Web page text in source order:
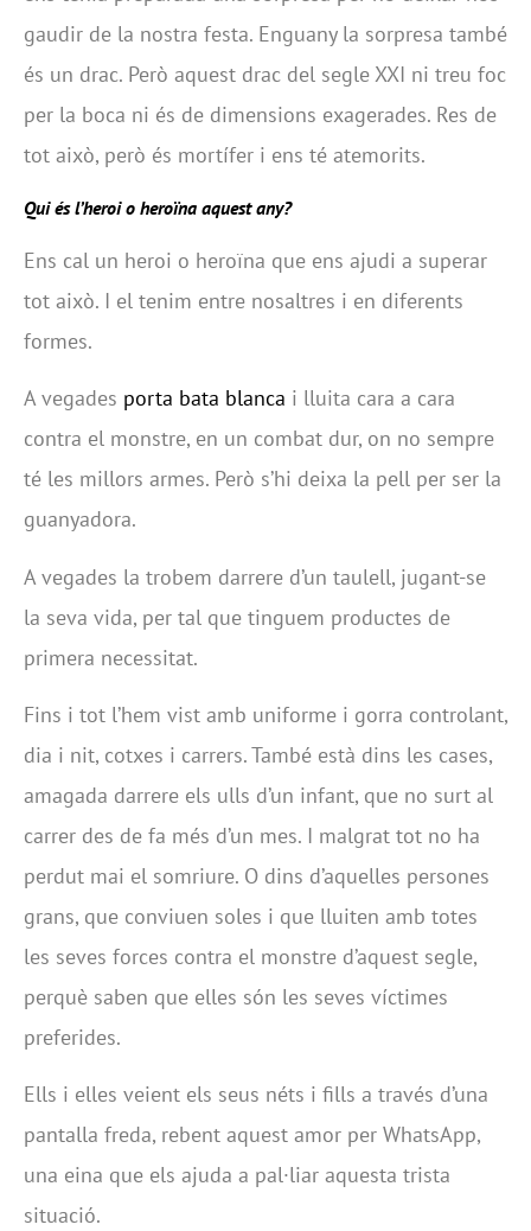
gaudir de la nostra festa. Enguany la sorpresa també
és un drac. Però aquest drac del segle XXI ni treu foc
per la boca ni és de dimensions exagerades. Res de
tot això, però és mortífer i ens té atemorits.
Qui és l’heroi o heroïna aquest any?
Ens cal un heroi o heroïna que ens ajudi a superar
tot això. I el tenim entre nosaltres i en diferents
formes.
A vegades porta bata blanca i lluita cara a cara
contra el monstre, en un combat dur, on no sempre
té les millors armes. Però s’hi deixa la pell per ser la
guanyadora.
A vegades la trobem darrere d’un taulell, jugant-se
la seva vida, per tal que tinguem productes de
primera necessitat.
Fins i tot l’hem vist amb uniforme i gorra controlant,
dia i nit, cotxes i carrers. També està dins les cases,
amagada darrere els ulls d’un infant, que no surt al
carrer des de fa més d’un mes. I malgrat tot no ha
perdut mai el somriure. O dins d’aquelles persones
grans, que conviuen soles i que lluiten amb totes
les seves forces contra el monstre d’aquest segle,
perquè saben que elles són les seves víctimes
preferides.
Ells i elles veient els seus néts i fills a través d’una
pantalla freda, rebent aquest amor per WhatsApp,
una eina que els ajuda a pal·liar aquesta trista
situació.